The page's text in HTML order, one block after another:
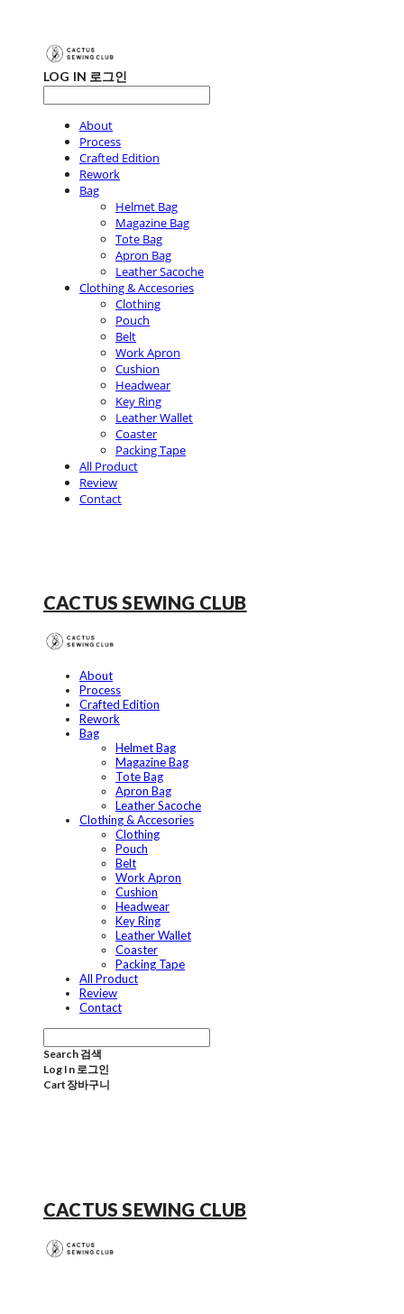
LOG IN 로그인
About
Process
Crafted Edition
Rework
Bag
Helmet Bag
Magazine Bag
Tote Bag
Apron Bag
Leather Sacoche
Clothing & Accesories
Clothing
Pouch
Belt
Work Apron
Cushion
Headwear
Key Ring
Leather Wallet
Coaster
Packing Tape
All Product
Review
Contact
CACTUS SEWING CLUB
About
Process
Crafted Edition
Rework
Bag
Helmet Bag
Magazine Bag
Tote Bag
Apron Bag
Leather Sacoche
Clothing & Accesories
Clothing
Pouch
Belt
Work Apron
Cushion
Headwear
Key Ring
Leather Wallet
Coaster
Packing Tape
All Product
Review
Contact
Search 검색
Log In 로그인
Cart 장바구니
CACTUS SEWING CLUB